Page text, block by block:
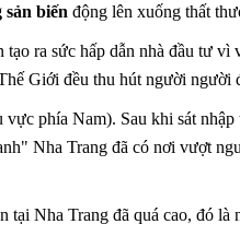
sản biến động lên xuống thất
ra sức hấp dẫn nhà đầu tư
Giới đều thu hút người người
phía Nam). Sau khi sát nhập
Nha Trang đã có nơi vượt
tại Nha Trang đã quá cao, đó